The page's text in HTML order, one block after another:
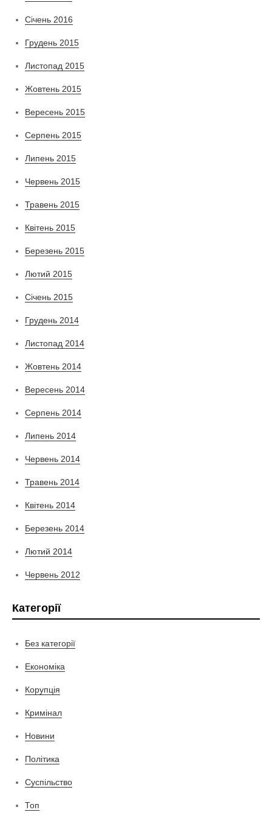
Січень 2016
Грудень 2015
Листопад 2015
Жовтень 2015
Вересень 2015
Серпень 2015
Липень 2015
Червень 2015
Травень 2015
Квітень 2015
Березень 2015
Лютий 2015
Січень 2015
Грудень 2014
Листопад 2014
Жовтень 2014
Вересень 2014
Серпень 2014
Липень 2014
Червень 2014
Травень 2014
Квітень 2014
Березень 2014
Лютий 2014
Червень 2012
Категорії
Без категорії
Економіка
Корупція
Кримінал
Новини
Політика
Суспільство
Топ